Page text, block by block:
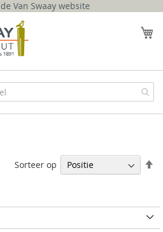
Van Swaay website
Sorteer op